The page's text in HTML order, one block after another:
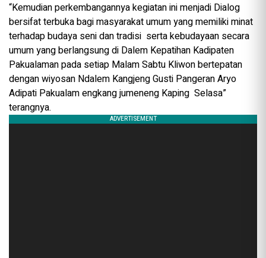
“Kemudian perkembangannya kegiatan ini menjadi Dialog
bersifat terbuka bagi masyarakat umum yang memiliki minat
terhadap budaya seni dan tradisi serta kebudayaan secara
umum yang berlangsung di Dalem Kepatihan Kadipaten
Pakualaman pada setiap Malam Sabtu Kliwon bertepatan
dengan wiyosan Ndalem Kangjeng Gusti Pangeran Aryo
Adipati Pakualam engkang jumeneng Kaping Selasa”
terangnya.